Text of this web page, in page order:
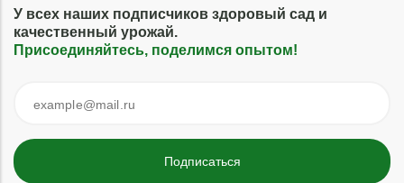
У всех наших подписчиков здоровый сад и
качественный урожай.
Присоединяйтесь, поделимся опытом!